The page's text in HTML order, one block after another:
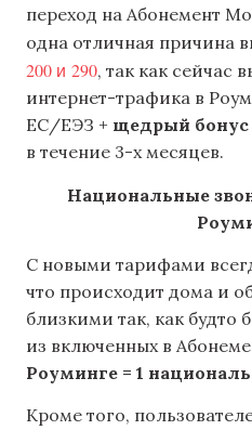
переход на Абонемент
одна отличная причина
200 и 290, так как сейчас
интернет-трафика в
ЕС/ЕЭЗ + щедрый бонус
в течение 3-х месяцев.
Национальные
С новыми тарифами
что происходит дома и
близкими так, как будто
из включенных в
Роуминге = 1
Кроме того,